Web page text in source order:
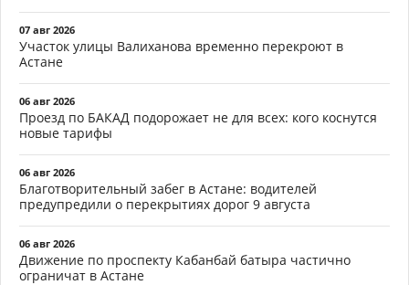
07 авг 2026
Участок улицы Валиханова временно перекроют в
Астане
06 авг 2026
Проезд по БАКАД подорожает не для всех: кого коснутся
новые тарифы
06 авг 2026
Благотворительный забег в Астане: водителей
предупредили о перекрытиях дорог 9 августа
06 авг 2026
Движение по проспекту Кабанбай батыра частично
ограничат в Астане